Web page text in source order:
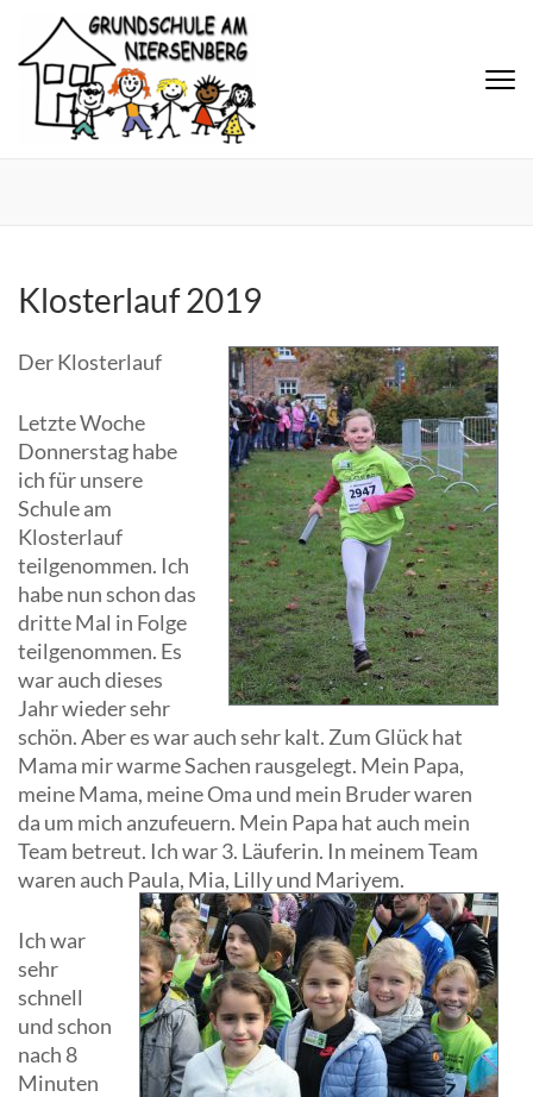
Klosterlauf 2019
Der Klosterlauf
Letzte Woche
Donnerstag habe
ich für unsere
Schule am
Klosterlauf
teilgenommen. Ich
habe nun schon das
dritte Mal in Folge
teilgenommen. Es
war auch dieses
Jahr wieder sehr
schön. Aber es war auch sehr kalt. Zum Glück hat
Mama mir warme Sachen rausgelegt. Mein Papa,
meine Mama, meine Oma und mein Bruder waren
da um mich anzufeuern. Mein Papa hat auch mein
Team betreut. Ich war 3. Läuferin. In meinem Team
waren auch Paula, Mia, Lilly und Mariyem.
Ich war
sehr
schnell
und schon
nach 8
Minuten